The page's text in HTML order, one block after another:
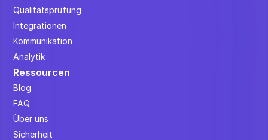
Qualitätsprüfung
Integrationen
Kommunikation
Analytik
Ressourcen
Blog
FAQ
Über uns
Sicherheit